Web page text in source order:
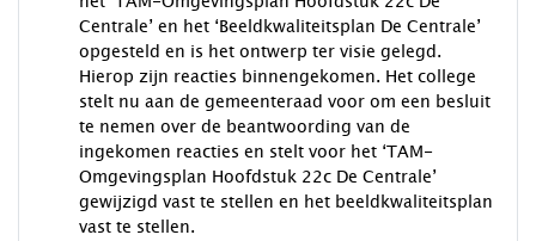
Centrale’ en het ‘Beeldkwaliteitsplan De Centrale’
opgesteld en is het ontwerp ter visie gelegd.
Hierop zijn reacties binnengekomen. Het college
stelt nu aan de gemeenteraad voor om een besluit
te nemen over de beantwoording van de
ingekomen reacties en stelt voor het ‘TAM-
Omgevingsplan Hoofdstuk 22c De Centrale’
gewijzigd vast te stellen en het beeldkwaliteitsplan
vast te stellen.